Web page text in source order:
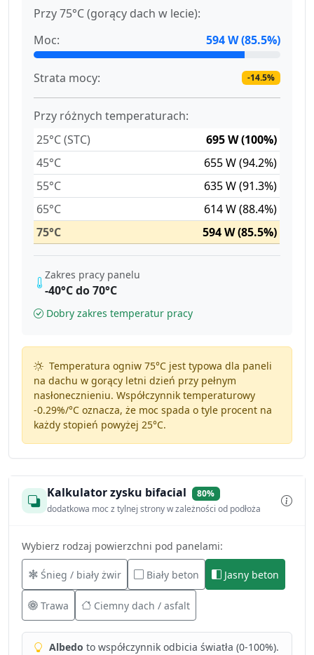
Przy 75°C (gorący dach w lecie):
Moc:
594 W (85.5%)
Strata mocy: -14.5%
Przy różnych temperaturach:
25°C (STC)
695 W (100%)
45°C
655 W (94.2%)
55°C
635 W (91.3%)
65°C
614 W (88.4%)
75°C
594 W (85.5%)
Zakres pracy panelu
-40°C do 70°C
Dobry zakres temperatur pracy
Temperatura ogniw 75°C jest typowa dla paneli
na dachu w gorący letni dzień przy pełnym
nasłonecznieniu. Współczynnik temperaturowy
-0.29%/°Coznacza, że moc spada o tyle procent na
każdy stopień powyżej 25°C.
Kalkulator zysku bifacial
80%
dodatkowa moc z tylnej strony w zależności od podłoża
Wybierz rodzaj powierzchni pod panelami:
Śnieg / biały żwir Biały beton Jasny beton
Trawa Ciemny dach / asfalt
Albedo to współczynnik odbicia światła (0-100%).